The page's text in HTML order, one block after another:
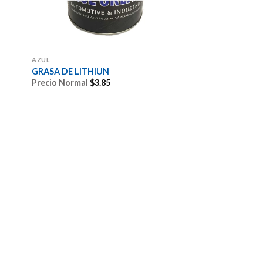
AZUL
GRASA DE LITHIUN
Precio Normal$3.85